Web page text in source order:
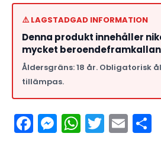
⚠️ LAGSTADGAD INFORMATION
Denna produkt innehåller
mycket
Åldersgräns: 18 år. Obligatorisk
tillämpas.
Facebook
Messenger
Twitter